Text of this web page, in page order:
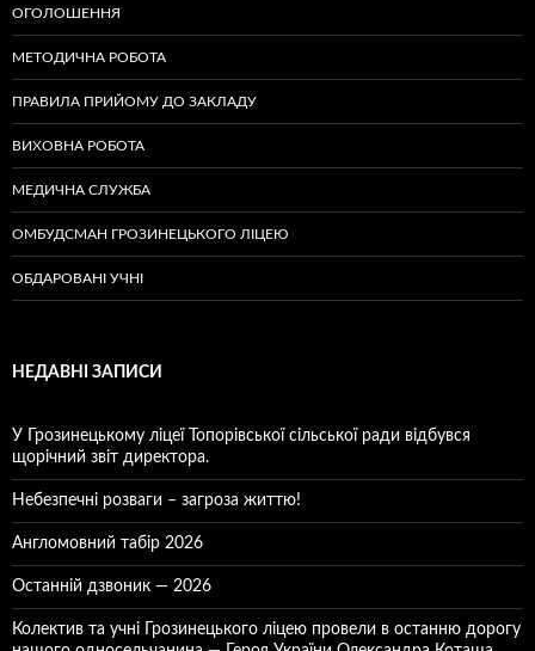
ОГОЛОШЕННЯ
МЕТОДИЧНА РОБОТА
ПРАВИЛА ПРИЙОМУ ДО ЗАКЛАДУ
ВИХОВНА РОБОТА
МЕДИЧНА СЛУЖБА
ОМБУДСМАН ГРОЗИНЕЦЬКОГО ЛІЦЕЮ
ОБДАРОВАНІ УЧНІ
НЕДАВНІ ЗАПИСИ
У Грозинецькому ліцеї Топорівської сільської ради відбувся
щорічний звіт директора.
Небезпечні розваги – загроза життю!
Англомовний табір 2026
Останній дзвоник — 2026
Колектив та учні Грозинецького ліцею провели в останню дорогу